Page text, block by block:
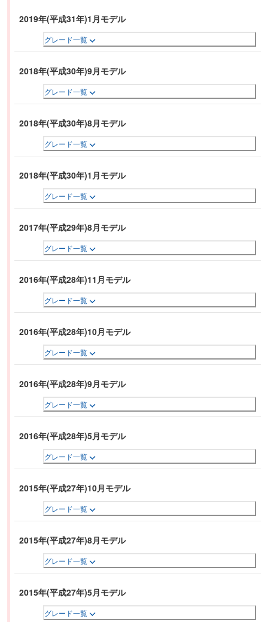
がエコカー減税対象モデルになった。
2019年(平成31年)1月モデル
グレード一覧
2018年(平成30年)9月モデル
グレード一覧
2018年(平成30年)8月モデル
グレード一覧
2018年(平成30年)1月モデル
グレード一覧
2017年(平成29年)8月モデル
グレード一覧
2016年(平成28年)11月モデル
グレード一覧
2016年(平成28年)10月モデル
グレード一覧
2016年(平成28年)9月モデル
グレード一覧
2016年(平成28年)5月モデル
グレード一覧
2015年(平成27年)10月モデル
グレード一覧
2015年(平成27年)8月モデル
グレード一覧
2015年(平成27年)5月モデル
グレード一覧